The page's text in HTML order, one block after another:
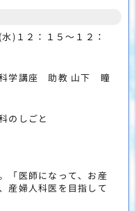
)１２：１５～１２：
科学講座 助教 山下 瞳
のしごと
「医師になって、お産
産婦人科医を目指して